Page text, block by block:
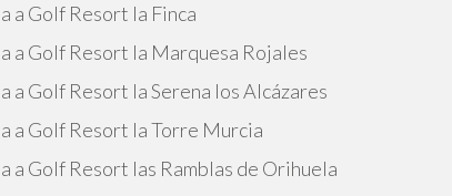
a Golf Resort la Finca
a Golf Resort la Marquesa Rojales
Golf Resort la Serena los Alcázares
a Golf Resort la Torre Murcia
a Golf Resort las Ramblas de Orihuela